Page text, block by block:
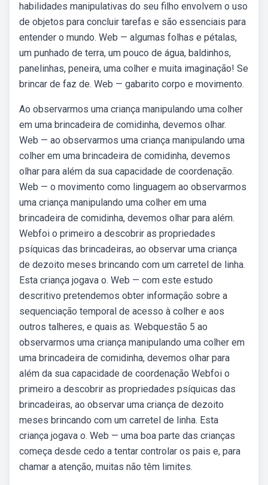
habilidades manipulativas do seu filho envolvem o uso
de objetos para concluir tarefas e são essenciais para
entender o mundo. Web — algumas folhas e pétalas,
um punhado de terra, um pouco de água, baldinhos,
panelinhas, peneira, uma colher e muita imaginação! Se
brincar de faz de. Web — gabarito corpo e movimento.
Ao observarmos uma criança manipulando uma colher
em uma brincadeira de comidinha, devemos olhar.
Web — ao observarmos uma criança manipulando uma
colher em uma brincadeira de comidinha, devemos
olhar para além da sua capacidade de coordenação.
Web — o movimento como linguagem ao observarmos
uma criança manipulando uma colher em uma
brincadeira de comidinha, devemos olhar para além.
Webfoi o primeiro a descobrir as propriedades
psíquicas das brincadeiras, ao observar uma criança
de dezoito meses brincando com um carretel de linha.
Esta criança jogava o. Web — com este estudo
descritivo pretendemos obter informação sobre a
sequenciação temporal de acesso à colher e aos
outros talheres, e quais as. Webquestão 5 ao
observarmos uma criança manipulando uma colher em
uma brincadeira de comidinha, devemos olhar para
além da sua capacidade de coordenação Webfoi o
primeiro a descobrir as propriedades psíquicas das
brincadeiras, ao observar uma criança de dezoito
meses brincando com um carretel de linha. Esta
criança jogava o. Web — uma boa parte das crianças
começa desde cedo a tentar controlar os pais e, para
chamar a atenção, muitas não têm limites.